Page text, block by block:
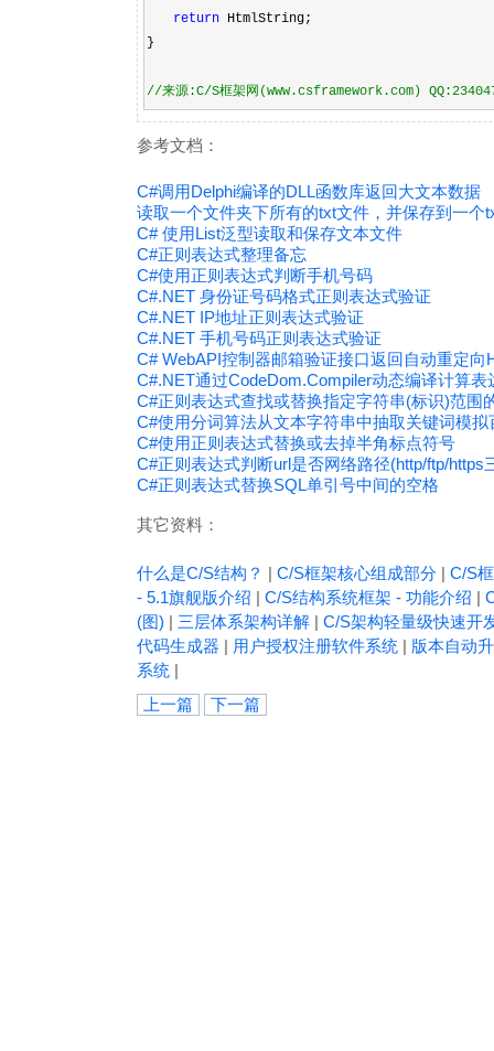
return HtmlString;
}
//来源:C/S框架网(www.csframework.com)
参考文档：
C#调用Delphi编译的DLL函数库返回大文本数据
读取一个文件夹下所有的txt文件，并保存到一个
C# 使用List泛型读取和保存文本文件
C#正则表达式整理备忘
C#使用正则表达式判断手机号码
C#.NET 身份证号码格式正则表达式验证
C#.NET IP地址正则表达式验证
C#.NET 手机号码正则表达式验证
C# WebAPI控制器邮箱验证接口返回自动重定向
C#.NET通过CodeDom.Compiler动态编译计算表
C#正则表达式查找或替换指定字符串(标识)范围
C#使用分词算法从文本字符串中抽取关键词模
C#使用正则表达式替换或去掉半角标点符号
C#正则表达式判断url是否网络路径(http/ftp/https
C#正则表达式替换SQL单引号中间的空格
其它资料：
什么是C/S结构？ | C/S框架核心组成部分 | C/S
- 5.1旗舰版介绍 | C/S结构系统框架 - 功能介绍 |
(图) | 三层体系架构详解 | C/S架构轻量级快速开
代码生成器 | 用户授权注册软件系统 | 版本自动
系统 |
上一篇
下一篇